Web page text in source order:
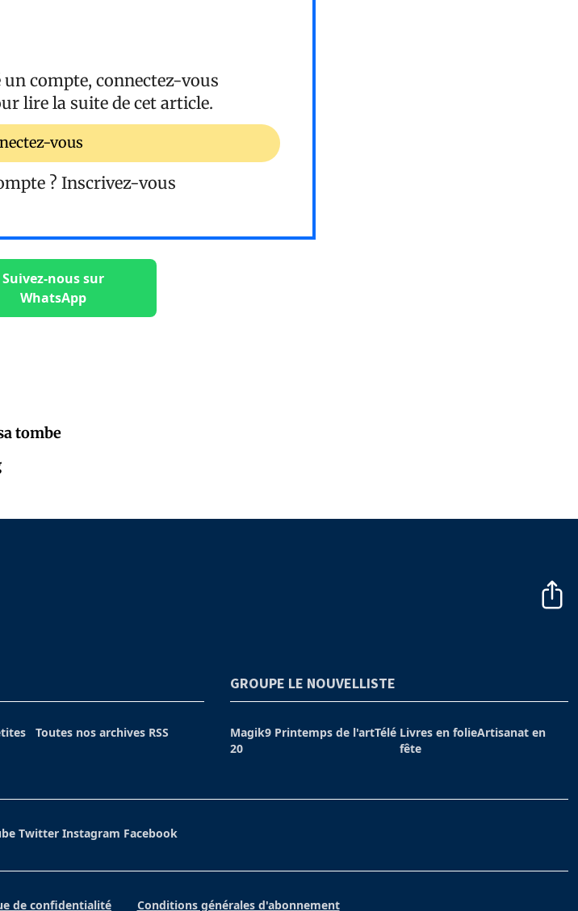
un compte, connectez-vous
lire la suite de cet article.
vous
? Inscrivez-vous
Suivez-nous sur
WhatsApp
tombe
Toutes nos archivesRSS
GROUPE LE NOUVELLISTE
Magik9 Printemps de l'artTélé
20
Livres en folieArtisanat en
fête
Facebook
Instagram
Twitter
de confidentialité Conditions générales d'abonnement